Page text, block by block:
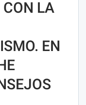
LA
EN